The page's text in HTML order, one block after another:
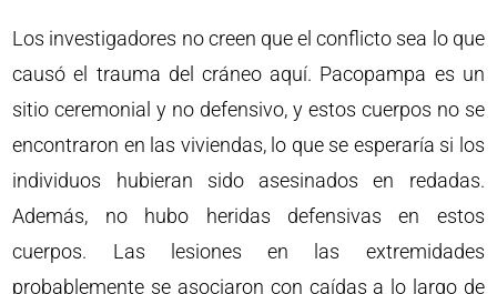
Los investigadores no creen que el conflicto sea lo que
causó el trauma del cráneo aquí. Pacopampa es un
sitio ceremonial y no defensivo, y estos cuerpos no se
encontraron en las viviendas, lo que se esperaría si los
individuos hubieran sido asesinados en redadas.
Además, no hubo heridas defensivas en estos
cuerpos. Las lesiones en las extremidades
probablemente se asociaron con caídas a lo largo de